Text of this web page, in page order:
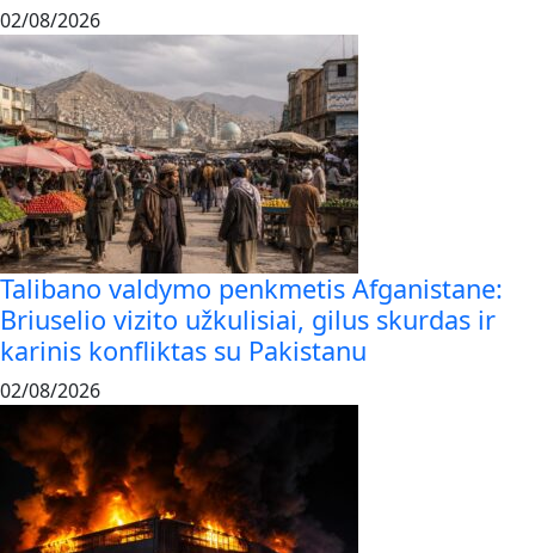
02/08/2026
Talibano valdymo penkmetis Afganistane:
Briuselio vizito užkulisiai, gilus skurdas ir
karinis konfliktas su Pakistanu
02/08/2026